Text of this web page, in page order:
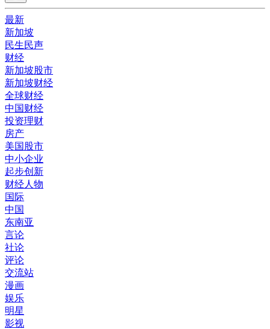
最新
新加坡
民生民声
财经
新加坡股市
新加坡财经
全球财经
中国财经
投资理财
房产
美国股市
中小企业
起步创新
财经人物
国际
中国
东南亚
言论
社论
评论
交流站
漫画
娱乐
明星
影视